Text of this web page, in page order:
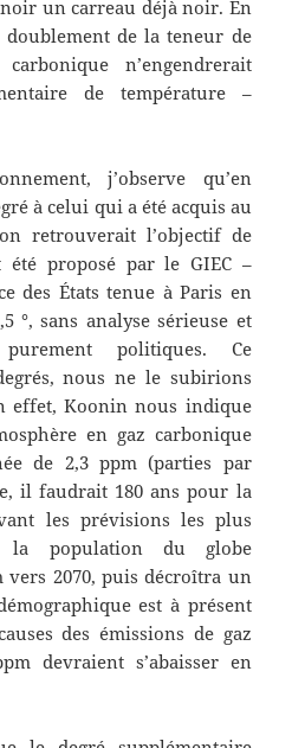
un carreau déjà noir. En
de la teneur de
n’engendrerait
de température –
j’observe qu’en
à celui qui a été acquis au
retrouverait l’objectif de
proposé par le GIEC –
des États tenue à Paris en
°, sans analyse sérieuse et
politiques. Ce
nous ne le subirions
effet, Koonin nous indique
en gaz carbonique
de 2,3 ppm (parties par
il faudrait 180 ans pour la
les prévisions les plus
la population du globe
2070, puis décroîtra un
est à présent
des émissions de gaz
devraient s’abaisser en